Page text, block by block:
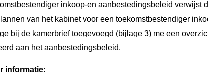
inkoop-en aanbestedingsbeleid verwijst
van het kabinet voor een toekomstbestendiger
bij de kamerbrief toegevoegd (bijlage 3) me een
aan het aanbestedingsbeleid.
informatie: